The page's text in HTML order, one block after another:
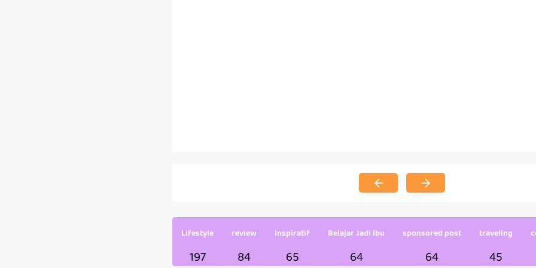
Lifestyle
197
review
84
Inspiratif
65
Belajar Jadi Ibu
64
sponsored post
64
traveling
45